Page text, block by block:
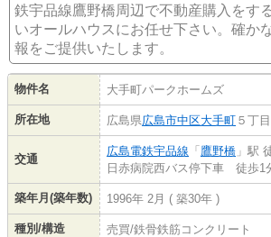
鉄宇品線鷹野橋周辺で不動産購入をす
いオールハウスにお任せ下さい。確か
報をご提供いたします。
物件名 大手町パークホームズ
所在地 広島県広島市中区大手町 ５丁目
交通
広島電鉄宇品線 「鷹野橋 」駅
日赤病院西バス停下車 徒歩1
築年月(築年数) 1996年 2月 ( 築30年 )
種別/構造 売買/鉄骨鉄筋コンクリート